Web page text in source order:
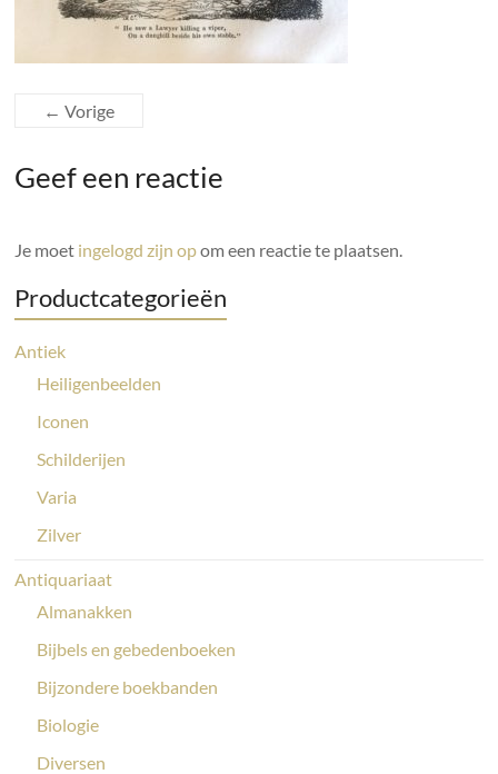
← Vorige
Geef een reactie
Je moet ingelogd zijn opom een reactie te plaatsen.
Productcategorieën
Antiek
Heiligenbeelden
Iconen
Schilderijen
Varia
Zilver
Antiquariaat
Almanakken
Bijbels en gebedenboeken
Bijzondere boekbanden
Biologie
Diversen